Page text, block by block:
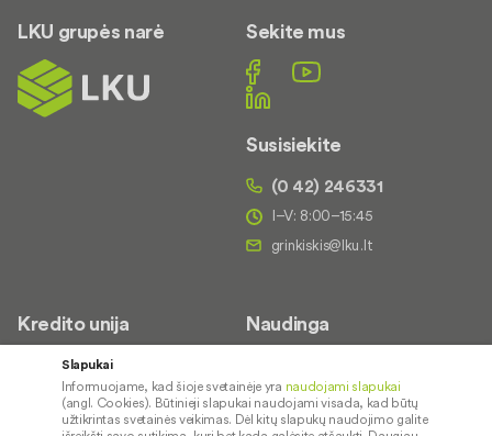
LKU grupės narė Sekite mus
Susisiekite
(0 42) 246331
I–V: 8:00–15:45
Kredito unija
Apie mus
Kontaktai
Karjera
Naudinga
Palūkanų normos
Paslaugų teikimo sąlygos ir
Slapukai
Informuojame, kad šioje svetainėje yra naudojami slapukai
(angl. Cookies). Būtinieji slapukai naudojami visada, kad būtų
užtikrintas svetainės veikimas. Dėl kitų slapukų naudojimo galite